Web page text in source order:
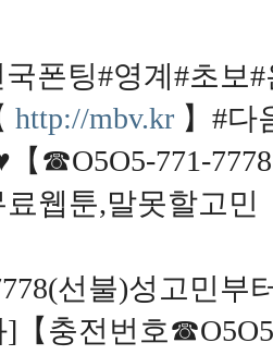
폰팅#영계#초보
http://mbv.kr 】#다
☎O5O5-771-
웹툰,말못할고민
선불)성고민부
【충전번호